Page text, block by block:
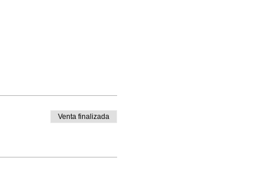
Venta finalizada